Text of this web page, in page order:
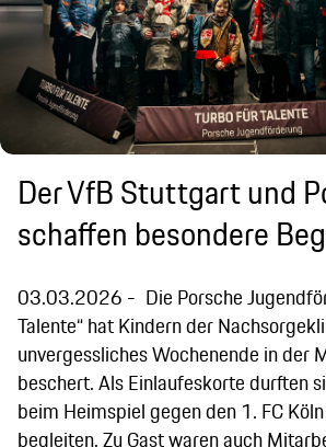
Der VfB Stuttgart und
schaffen besondere
03.03.2026
Die Porsche
Talente“ hat Kindern der
unvergessliches Wochenende in der
beschert. Als Einlaufeskorte durften
beim Heimspiel gegen den 1. FC
begleiten. Zu Gast waren auch